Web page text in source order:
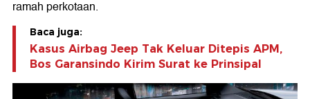
ramah perkotaan.
Baca juga:
Kasus Airbag Jeep Tak Keluar Ditepis APM,
Bos Garansindo Kirim Surat ke Prinsipal